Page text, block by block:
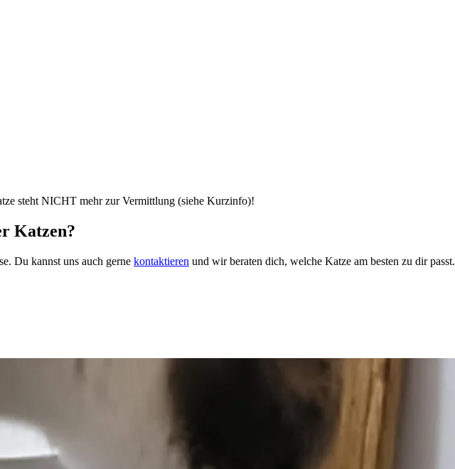
steht NICHT mehr zur Vermittlung (siehe Kurzinfo)!
Katzen?
Du kannst uns auch gerne kontaktieren und wir beraten dich, welche Katze am besten zu dir passt.